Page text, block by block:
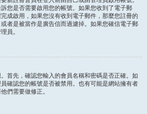
您是否需要啟用您的帳號。如果您收到了電子郵
成啟用，如果您沒有收到電子郵件，那麼您註冊的
者是被當作是廣告信而過濾掉。如果您確信電子郵
員。
首先，確認您輸入的會員名稱和密碼是否正確。如
確認您的帳號是否被禁用。也有可能是網站擁有者
們需要做修正。